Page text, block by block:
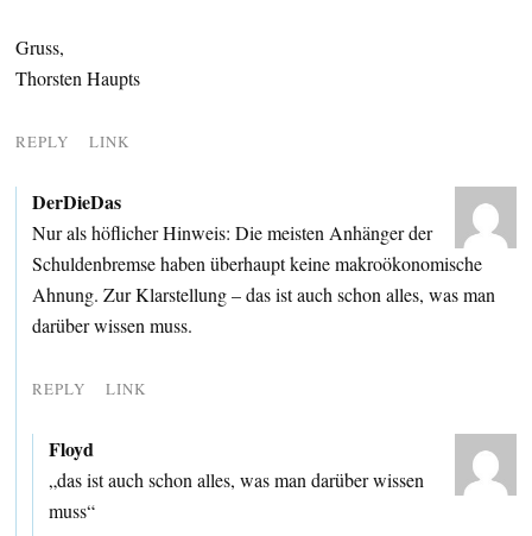
Gruss,
Thorsten Haupts
REPLY LINK
DerDieDas
Nur als höflicher Hinweis: Die meisten Anhänger der
Schuldenbremse haben überhaupt keine makroökonomische
Ahnung. Zur Klarstellung – das ist auch schon alles, was man
darüber wissen muss.
REPLY LINK
Floyd
„das ist auch schon alles, was man darüber wissen
muss“